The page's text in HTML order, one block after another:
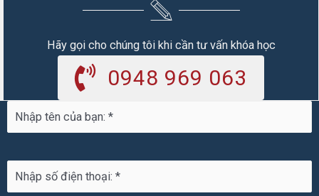
Hãy gọi cho chúng tôi khi cần tư vấn khóa học
0948 969 063